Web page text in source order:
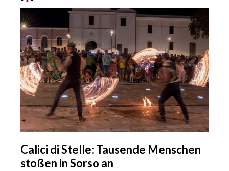
Calici di Stelle: Tausende Menschen
stoßen in Sorso an